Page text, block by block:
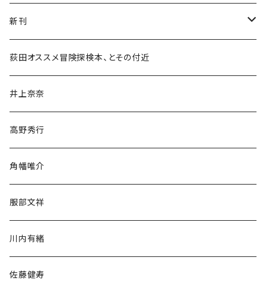
新刊
和書
文学・小説・物語
随筆・ノンフィクション・その他
荻田オススメ冒険探検本、とその付近
井上奈奈
高野秀行
角幡唯介
服部文祥
川内有緒
佐藤健寿